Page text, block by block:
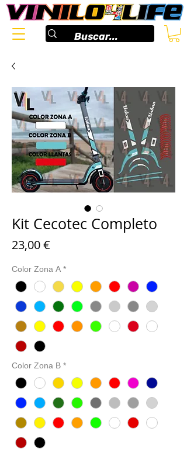
Kit Cecotec Completo
23,00 €
Color Zona A *
Color Zona B *